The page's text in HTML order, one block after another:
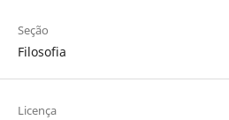
Seção
Filosofia
Licença